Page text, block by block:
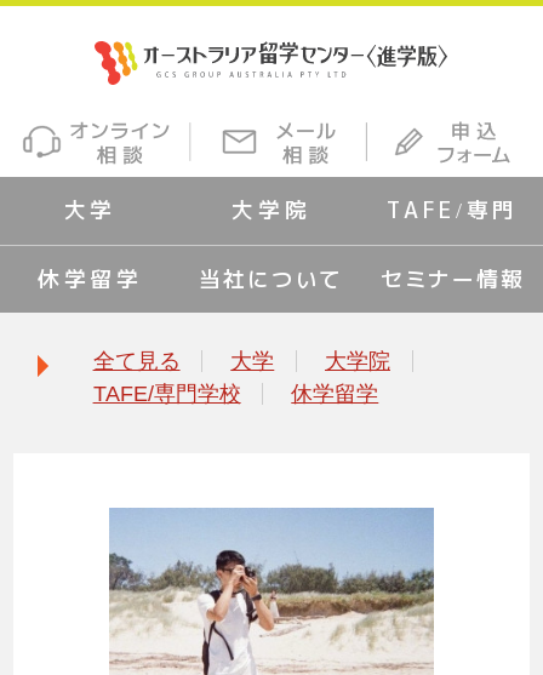
大学 大学院 TAFE/専門
休学留学 当社について セミナー情報
全て見る 大学
大学院
TAFE/専門学校
休学留学